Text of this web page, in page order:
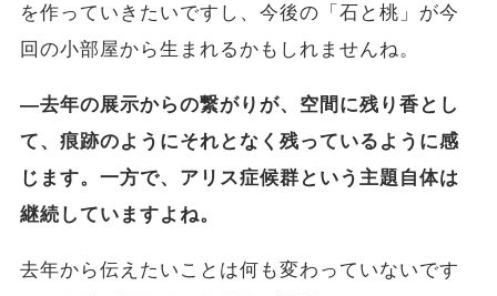
を作っていきたいですし、今後の「石と桃」が今
回の小部屋から生まれるかもしれませんね。
―去年の展示からの繋がりが、空間に残り香とし
て、痕跡のようにそれとなく残っているように感
じます。一方で、アリス症候群という主題自体は
継続していますよね。
去年から伝えたいことは何も変わっていないです